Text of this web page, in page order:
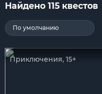
Найдено 115 квестов
По умолчанию
Приключения, 15+